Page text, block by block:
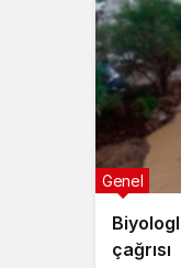
çağrısı
Genel